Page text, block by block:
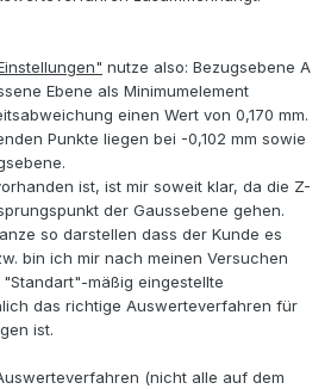
nutze also: Bezugsebene A
Ebene als Minimumelement
einen Wert von 0,170 mm.
Punkte liegen bei -0,102 mm sowie
ist, ist mir soweit klar, da die Z-
der Gaussebene gehen.
so darstellen dass der Kunde es
bin ich mir nach meinen Versuchen
mäßig eingestellte
das richtige Auswerteverfahren für
ist.
(nicht alle auf dem